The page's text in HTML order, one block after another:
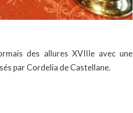
des allures XVIIIe avec une
par Cordelia de Castellane.